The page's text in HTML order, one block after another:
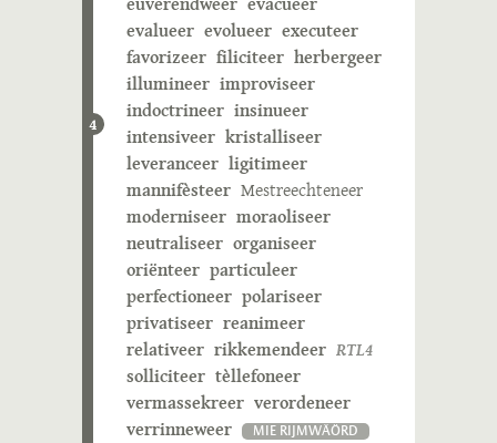
4
evalueer evolueer executeer
favorizeer filiciteer herbergeer
illumineer improviseer
indoctrineer insinueer
intensiveer kristalliseer
leveranceer ligitimeer
mannifèsteer Mestreechteneer
moderniseer moraoliseer
neutraliseer organiseer
oriënteer particuleer
perfectioneer polariseer
privatiseer reanimeer
relativeer rikkemendeer RTL4
solliciteer tèllefoneer
vermassekreer verordeneer
verrinneweer
MIE RIJMWÄÖRD